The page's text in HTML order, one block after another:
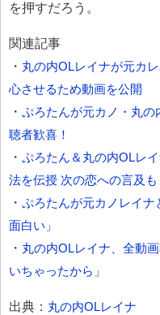
を押すだろう。
関連記事
・ 丸の内OLレイナが元カ
心させるため動画を公開
・ ぷろたんが元カノ・丸の
聴者歓喜！
・ ぷろたん＆丸の内OLレ
法を伝授 次の恋への言及も
・ ぷろたんが元カノレイ
面白い」
・ 丸の内OLレイナ、全動
いちゃったから」
出典： 丸の内OLレイナ